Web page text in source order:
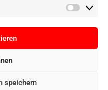
speichern
Alle Rechte vorbehalten. E-
digital, Mallorca